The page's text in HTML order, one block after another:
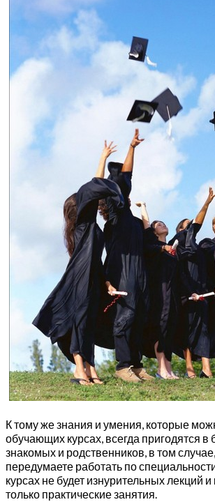
К тому же знания и умения, которые
обучающих курсах, всегда пригодятся в
знакомых и родственников, в том
передумаете работать по
курсах не будет изнурительных лекций и
только практические занятия.